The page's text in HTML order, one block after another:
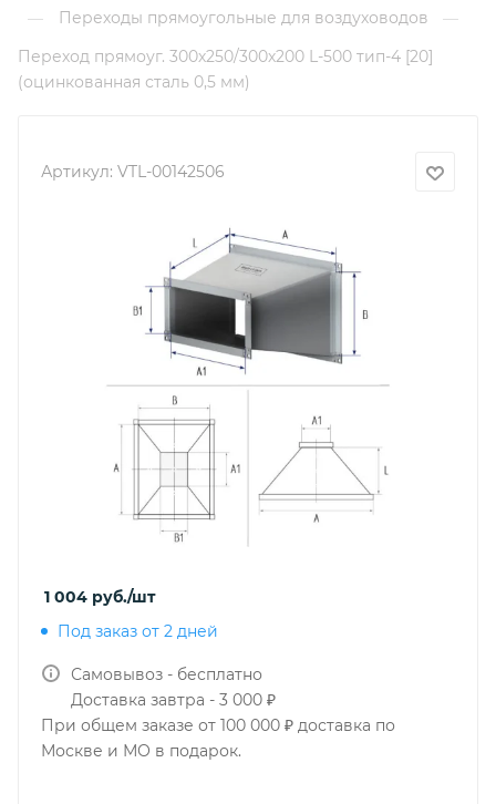
— Переходы прямоугольные для воздуховодов
—
Переход прямоуг. 300х250/300х200 L-500 тип-4 [20]
(оцинкованная сталь 0,5 мм)
Артикул: VTL-00142506
1 004 руб./шт
Под заказ от 2 дней
Самовывоз - бесплатно
Доставка завтра - 3 000 ₽
При общем заказе от 100 000 ₽ доставка по
Москве и МО в подарок.